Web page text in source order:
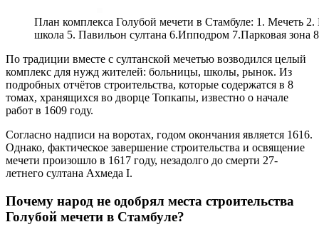
План комплекса Голубой мечети в Стамбуле: 1. Мечеть
школа 5. Павильон султана 6.Ипподром 7.Парковая зона
По традиции вместе с султанской мечетью возводился целый
комплекс для нужд жителей: больницы, школы, рынок. Из
подробных отчётов строительства, которые содержатся в 8
томах, хранящихся во дворце Топкапы, известно о начале
работ в 1609 году.
Согласно надписи на воротах, годом окончания является 1616.
Однако, фактическое завершение строительства и освящение
мечети произошло в 1617 году, незадолго до смерти 27-
летнего султана Ахмеда I.
Почему народ не одобрял места строительства
Голубой мечети в Стамбуле?